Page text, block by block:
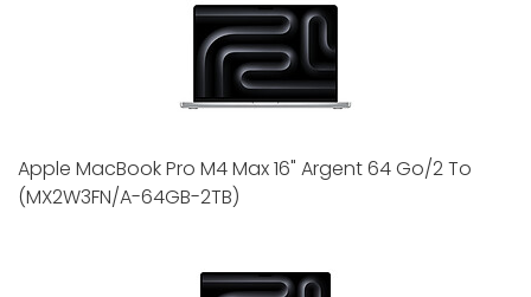
Apple MacBook Pro M4 Max 16" Argent 64 Go/2 To
(MX2W3FN/A-64GB-2TB)